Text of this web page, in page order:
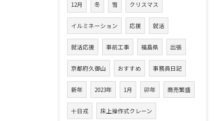
12月 冬 雪 クリスマス
イルミネーション 応援 就活
就活応援 事前工事 福島県 出張
京都府久御山 おすすめ 事務員日記
新年 2023年 1月 卯年 商売繁盛
十日戎 床上操作式クレーン